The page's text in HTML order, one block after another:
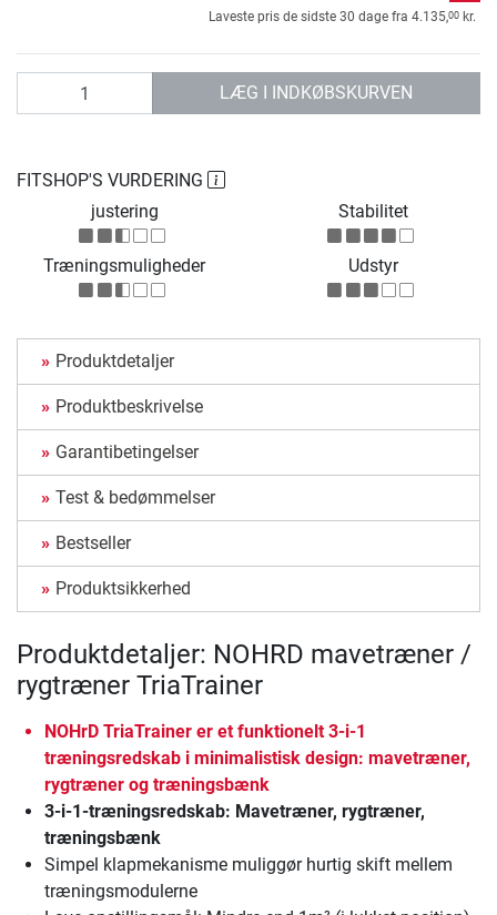
Laveste pris de sidste 30 dage fra 4.135,00 kr.
LÆG I INDKØBSKURVEN
FITSHOP'S VURDERING
justering
Stabilitet
Træningsmuligheder Udstyr
Produktdetaljer
Produktbeskrivelse
Garantibetingelser
Test & bedømmelser
Bestseller
Produktsikkerhed
Produktdetaljer: NOHRD mavetræner /
rygtræner TriaTrainer
NOHrD TriaTrainer er et funktionelt 3-i-1
træningsredskab i minimalistisk design: mavetræner,
rygtræner og træningsbænk
3-i-1-træningsredskab: Mavetræner, rygtræner,
træningsbænk
Simpel klapmekanisme muliggør hurtig skift mellem
træningsmodulerne